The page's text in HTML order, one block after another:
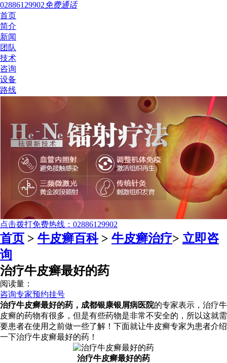
02886129902免费通话
首页
简介
新闻
团队
技术
咨询
设备
路线
点击拨打免费热线：02886129902
首页 > 牛皮癣百科> 牛皮癣治疗> 立即咨
询
治疗牛皮癣最好的药
阅读量：
咨询专家预约挂号
治疗牛皮癣最好的药，成都银康银屑病医院的专家表示，治疗牛
皮癣的药物有很多，但是有些药物是非常不安全的，所以这就需
要患者在使用之前做一些了解！下面就让牛皮癣专家为患者介绍
一下治疗牛皮癣最好的药！
治疗牛皮癣最好的药